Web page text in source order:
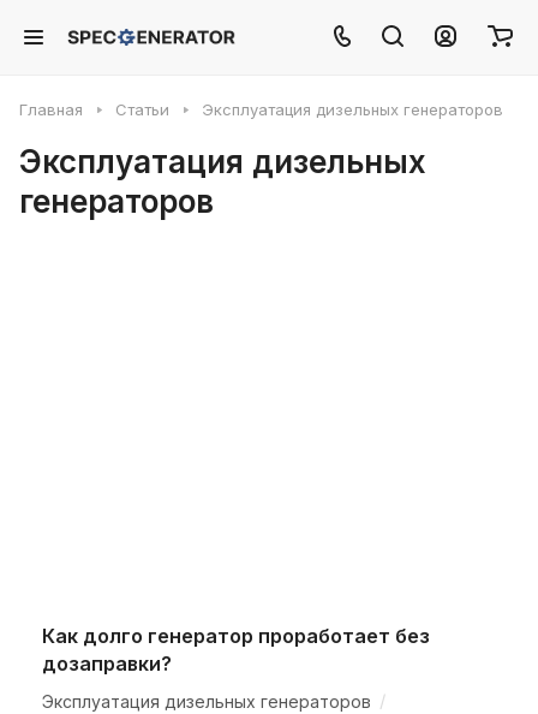
Главная Статьи Эксплуатация дизельных генераторов
Эксплуатация дизельных
генераторов
Как долго генератор проработает без
дозаправки?
Эксплуатация дизельных генераторов /